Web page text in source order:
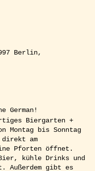
Berlin,
German!
Biergarten +
Montag bis Sonntag
direkt am
Pforten öffnet.
kühle Drinks und
Außerdem gibt es